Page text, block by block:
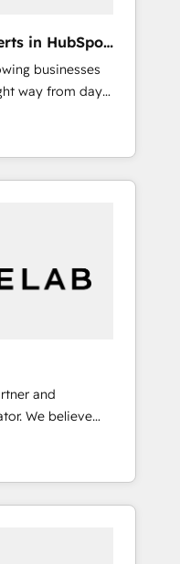
UK who are
the growth
in HubSpot
businesses
way from day
as
certified in both
bring deep
strong
business
have
data, and
we’ve
a wide range
software,
financial
more
and
strategy,
engagement
customer
KPIs. Only